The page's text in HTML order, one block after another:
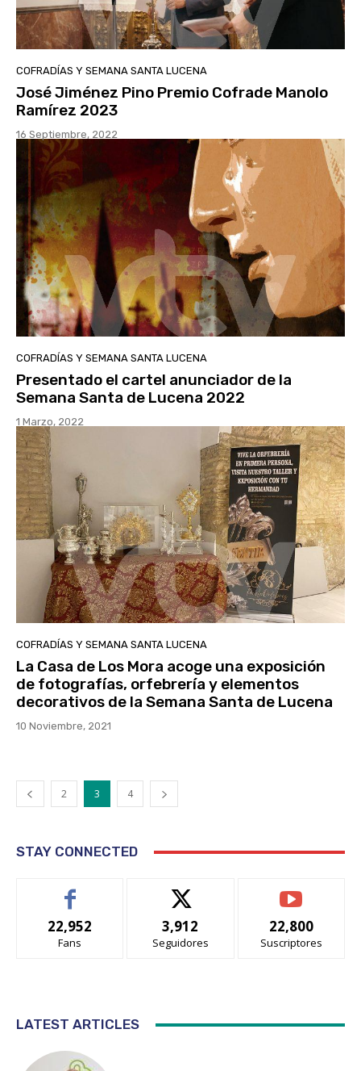
COFRADÍAS Y SEMANA SANTA LUCENA
José Jiménez Pino Premio Cofrade Manolo
Ramírez 2023
16 Septiembre, 2022
COFRADÍAS Y SEMANA SANTA LUCENA
Presentado el cartel anunciador de la
Semana Santa de Lucena 2022
1 Marzo, 2022
COFRADÍAS Y SEMANA SANTA LUCENA
La Casa de Los Mora acoge una exposición
de fotografías, orfebrería y elementos
decorativos de la Semana Santa de Lucena
10 Noviembre, 2021
2 3 4
STAY CONNECTED
22,952
Fans
3,912
Seguidores
22,800
Suscriptores
LATEST ARTICLES